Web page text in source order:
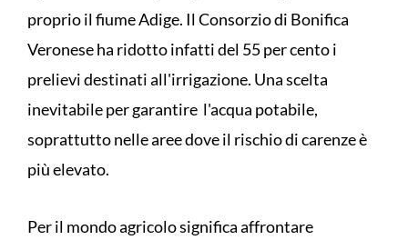
proprio il fiume Adige. Il Consorzio di Bonifica
Veronese ha ridotto infatti del 55 per cento i
prelievi destinati all'irrigazione. Una scelta
inevitabile per garantire l'acqua potabile,
soprattutto nelle aree dove il rischio di carenze è
più elevato.
Per il mondo agricolo significa affrontare